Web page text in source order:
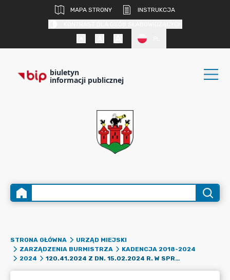
MAPA STRONY
INSTRUKCJA
biuletyn
informacji publicznej
STRONA GŁÓWNA
URZĄD MIEJSKI
ZARZĄDZENIA BURMISTRZA
KADENCJA 2018-2024
2024
120.41.2024 Z DN. 15.02.2024 R. W SPRAWIE OGŁOSZENIA NABORU KANDYDATÓW NA CZŁONKÓW KOMISJI KONKURSOWEJ DO ZAOPINIOWANIA OFERT ZŁOŻONYCH W OTWARTYM KONKURSIE OFERT NA POWIERZENIE REALIZACJI ZADANIA PUBLICZNEGO MIASTA ŁĘCZYCA W 2024 ROKU Z ZAKRESU POMOCY SPOŁECZNEJ, W TYM POMOCY RODZINOM I OSOBOM W TRUDNEJ SYTUACJI ŻYCIOWEJ ORAZ WYRÓWNYWANIA SZANS TYCH RODZIN I OSÓB.